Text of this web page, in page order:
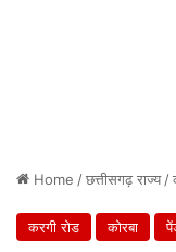
Home /छत्तीसगढ़ राज्य/
करगी रोड कोरबा